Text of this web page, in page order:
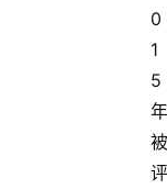
0
1
5
年
被
评